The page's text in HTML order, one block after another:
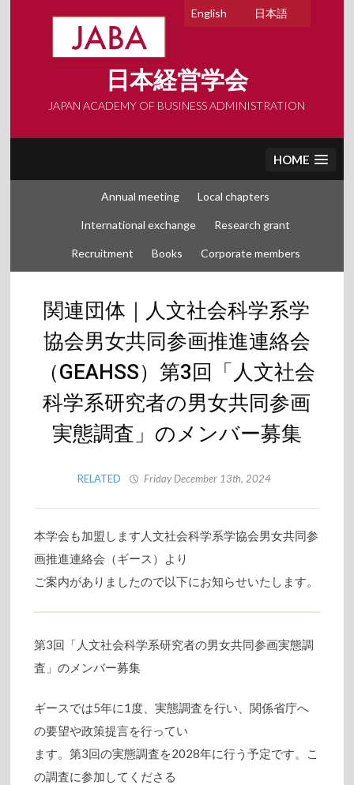
日本語
English
日本経営学会
JAPAN ACADEMY OF BUSINESS ADMINISTRATION
HOME
Annual meeting Local chapters
International exchange Research grant
Recruitment Books Corporate members
関連団体｜人文社会科学系学
協会男女共同参画推進連絡会
（GEAHSS）第3回「人文社会
科学系研究者の男女共同参画
実態調査」のメンバー募集
RELATED Friday December 13th, 2024
本学会も加盟します人文社会科学系学協会男女共同参
画推進連絡会（ギース）より
ご案内がありましたので以下にお知らせいたします。
第3回「人文社会科学系研究者の男女共同参画実態調
査」のメンバー募集
ギースでは5年に1度、実態調査を行い、関係省庁へ
の要望や政策提言を行ってい
ます。第3回の実態調査を2028年に行う予定です。こ
の調査に参加してくださる